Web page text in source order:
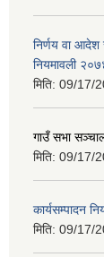
निर्णय वा आदेश
नियमावली
मिति: 09/17/
गाउँ सभा
मिति: 09/17/
कार्यसम्पादन
मिति: 09/17/